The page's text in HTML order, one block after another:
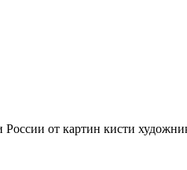
от картин кисти